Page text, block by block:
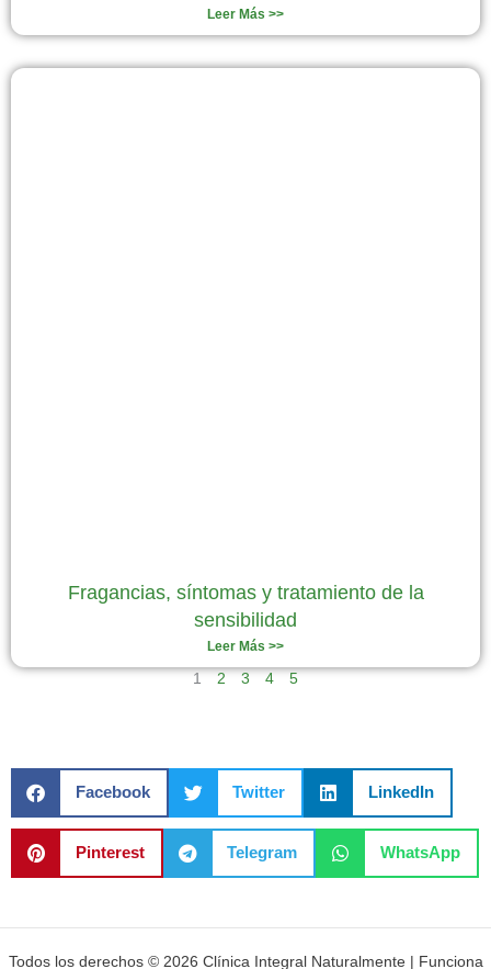
Leer Más >>
Fragancias, síntomas y tratamiento de la
sensibilidad
Leer Más >>
1 2 3 4 5
Facebook Twitter LinkedIn
Pinterest Telegram WhatsApp
Todos los derechos © 2026 Clínica Integral Naturalmente | Funciona